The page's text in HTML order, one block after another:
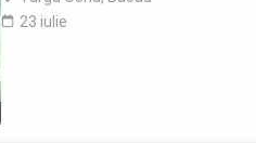
23 iulie